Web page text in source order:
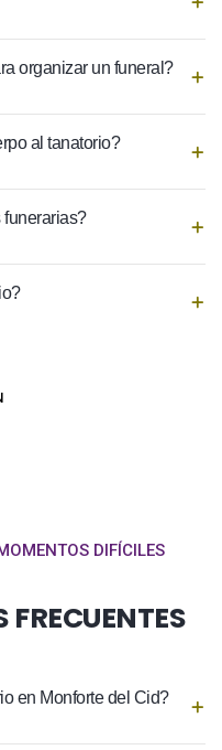
organizar un funeral?
al tanatorio?
funerarias?
DIFÍCILES
en Monforte del Cid?